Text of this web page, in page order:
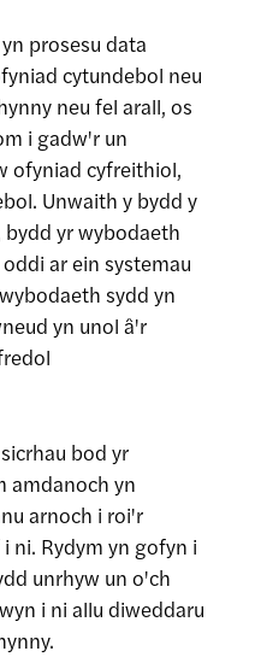
prosesu data
cytundebol neu
neu fel arall, os
i gadw'r un
ofyniad cyfreithiol,
Unwaith y bydd y
yr wybodaeth
ar ein systemau
sydd yn
yn unol â'r
bod yr
amdanoch yn
arnoch i roi'r
ni. Rydym yn gofyn i
unrhyw un o'ch
i ni allu diweddaru